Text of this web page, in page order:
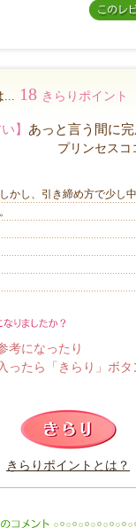
18 きらりポイント
】 あっと言う間に
プリンセス
かし、引き締め方で少し
なりましたか？
考になったり
ったら「きらり」ボタ
きらり
きらりポイントとは？